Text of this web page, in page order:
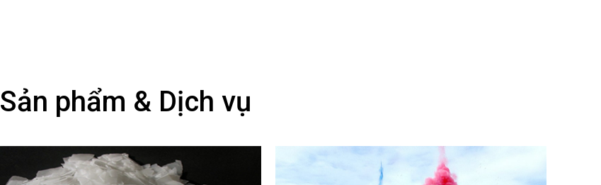
Sản phẩm & Dịch vụ